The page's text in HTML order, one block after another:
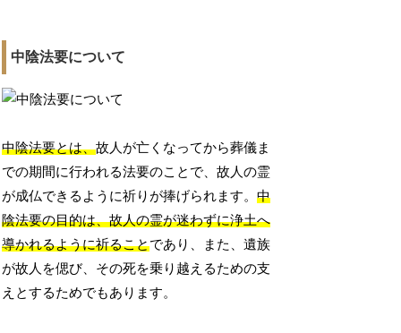
中陰法要について
中陰法要とは、故人が亡くなってから葬儀ま
での期間に行われる法要のことで、故人の霊
が成仏できるように祈りが捧げられます。中
陰法要の目的は、故人の霊が迷わずに浄土へ
導かれるように祈ることであり、また、遺族
が故人を偲び、その死を乗り越えるための支
えとするためでもあります。